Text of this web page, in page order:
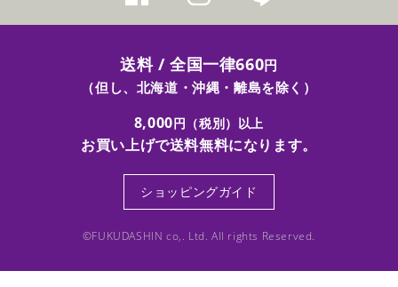
送料 / 全国一律660円
（但し、北海道・沖縄・離島を除く）
8,000円（税別）以上
お買い上げで送料無料になります。
ショッピングガイド
©FUKUDASHIN co,. Ltd. All rights Reserved.